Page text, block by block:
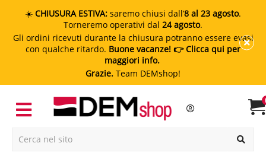
☀️ CHIUSURA ESTIVA: saremo chiusi dall’8 al 23 agosto.
Torneremo operativi dal 24 agosto.
Gli ordini ricevuti durante la chiusura potranno essere evasi
con qualche ritardo. Buone vacanze! 👉 Clicca qui per
maggiori info.
Grazie. Team DEMshop!